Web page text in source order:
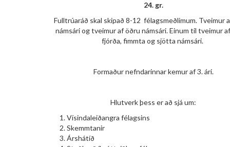
24. gr.
Fulltrúaráð skal skipað 8-12 félagsmeðlimum. Tveimur
námsári og tveimur af öðru námsári. Einum til tveimur
fjórða, fimmta og sjötta námsári.
Formaður nefndarinnar kemur af 3. ári.
Hlutverk þess er að sjá um:
Vísindaleiðangra félagsins
Skemmtanir
Árshátíð